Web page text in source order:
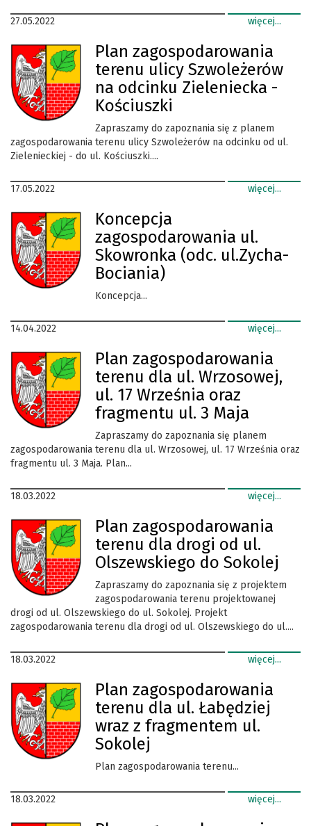
27.05.2022 więcej...
Plan zagospodarowania
terenu ulicy Szwoleżerów
na odcinku Zieleniecka -
Kościuszki
Zapraszamy do zapoznania się z planem
zagospodarowania terenu ulicy Szwoleżerów na odcinku od ul.
Zielenieckiej - do ul. Kościuszki....
17.05.2022 więcej...
Koncepcja
zagospodarowania ul.
Skowronka (odc. ul.Zycha-
Bociania)
Koncepcja...
14.04.2022 więcej...
Plan zagospodarowania
terenu dla ul. Wrzosowej,
ul. 17 Września oraz
fragmentu ul. 3 Maja
Zapraszamy do zapoznania się planem
zagospodarowania terenu dla ul. Wrzosowej, ul. 17 Września oraz
fragmentu ul. 3 Maja. Plan...
18.03.2022 więcej...
Plan zagospodarowania
terenu dla drogi od ul.
Olszewskiego do Sokolej
Zapraszamy do zapoznania się z projektem
zagospodarowania terenu projektowanej
drogi od ul. Olszewskiego do ul. Sokolej. Projekt
zagospodarowania terenu dla drogi od ul. Olszewskiego do ul....
18.03.2022 więcej...
Plan zagospodarowania
terenu dla ul. Łabędziej
wraz z fragmentem ul.
Sokolej
Plan zagospodarowania terenu...
18.03.2022 więcej...